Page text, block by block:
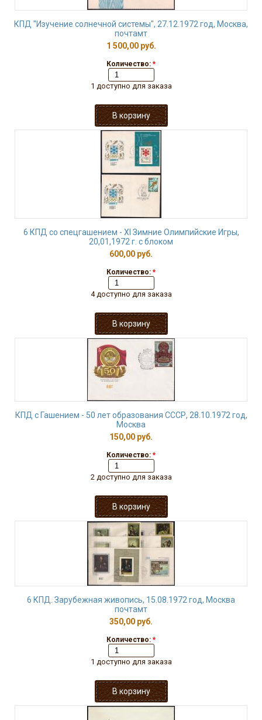
КПД "Изучение солнечной системы", 27.12.1972 год, Москва,
почтамт
1 500,00 руб.
Количество: *
1 доступно для заказа
6 КПД со спецгашением - XI Зимние Олимпийские Игры,
20,01,1972 г. с блоком
600,00 руб.
Количество: *
4 доступно для заказа
КПД с Гашением - 50 лет образования СССР, 28.10.1972 год,
Москва
150,00 руб.
Количество: *
2 доступно для заказа
6 КПД. Зарубежная живопись, 15.08.1972 год, Москва
почтамт
350,00 руб.
Количество: *
1 доступно для заказа